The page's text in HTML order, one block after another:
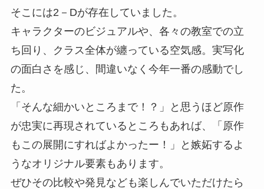
そこには2－Dが存在していました。
キャラクターのビジュアルや、各々の教室での立
ち回り、クラス全体が纏っている空気感。実写化
の面白さを感じ、間違いなく今年一番の感動でし
た。
「そんな細かいところまで！？」と思うほど原作
が忠実に再現されているところもあれば、「原作
もこの展開にすればよかったー！」と嫉妬するよ
うなオリジナル要素もあります。
ぜひその比較や発見なども楽しんでいただけたら